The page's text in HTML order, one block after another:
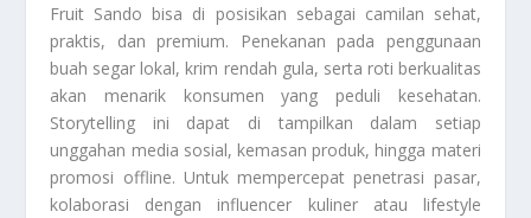
Fruit Sando bisa di posisikan sebagai camilan sehat,
praktis, dan premium. Penekanan pada penggunaan
buah segar lokal, krim rendah gula, serta roti berkualitas
akan menarik konsumen yang peduli kesehatan.
Storytelling ini dapat di tampilkan dalam setiap
unggahan media sosial, kemasan produk, hingga materi
promosi offline. Untuk mempercepat penetrasi pasar,
kolaborasi dengan influencer kuliner atau lifestyle